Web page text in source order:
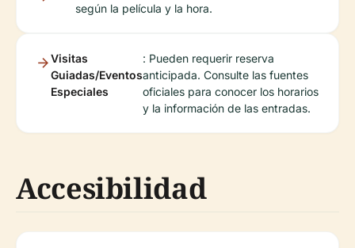
según la película y la hora.
Visitas
Guiadas/Eventos
Especiales
: Pueden requerir reserva
anticipada. Consulte las fuentes
oficiales para conocer los horarios
y la información de las entradas.
Accesibilidad